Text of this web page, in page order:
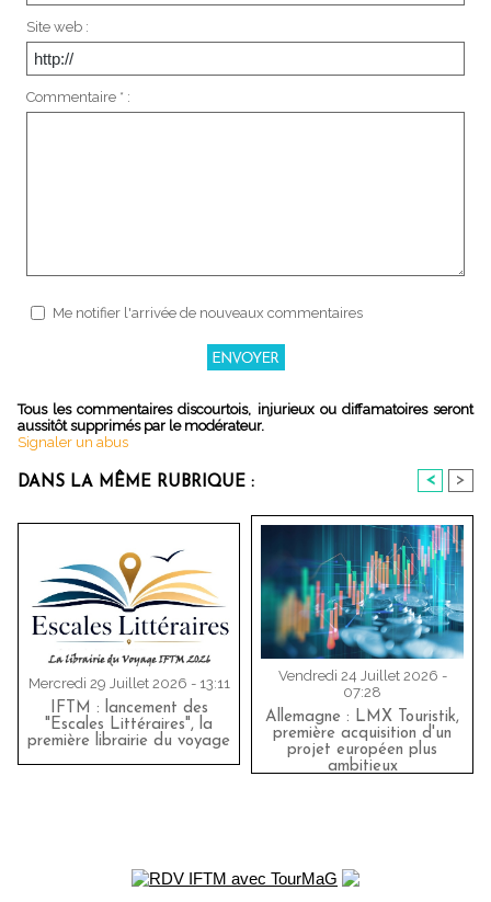
Site web :
Commentaire * :
Me notifier l'arrivée de nouveaux commentaires
Tous les commentaires discourtois, injurieux ou diffamatoires seront
aussitôt supprimés par le modérateur.
Signaler un abus
DANS LA MÊME RUBRIQUE : < >
Mercredi 29 Juillet 2026 - 13:11
IFTM : lancement des
"Escales Littéraires", la
première librairie du voyage
Vendredi 24 Juillet 2026 -
07:28
Allemagne : LMX Touristik,
première acquisition d'un
projet européen plus
ambitieux